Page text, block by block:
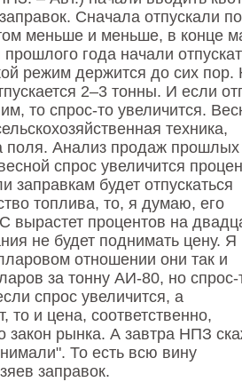
Сначала отпускали по
меньше и меньше, в конце
года начали
режим держится до сих пор.
2–3 тонны. И если
то спрос-то увеличится.
техника,
поля. Анализ продаж прошлых
спрос увеличится
заправкам будет отпускаться
топлива, то, я думаю, его
вырастет процентов на
не будет поднимать цену. Я
отношении они так и
за тонну АИ-80, но спрос-
спрос увеличится, а
то и цена, соответственно,
закон рынка. А завтра НПЗ
То есть всю вину
заправок.